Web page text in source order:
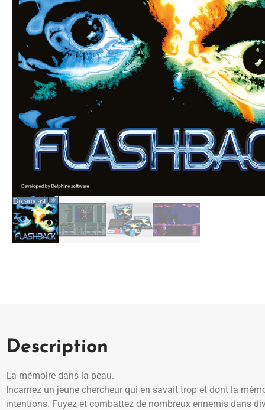
Description
La mémoire dans la peau.
Incarnez un jeune chercheur qui en savait trop et dont la
intentions. Fuyez et combattez de nombreux ennemis dans